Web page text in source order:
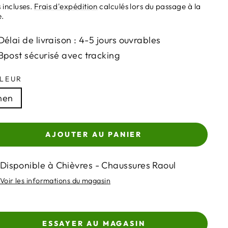
incluses. Frais d'expédition calculés lors du passage à la
de livraison : 4-5 jours ouvrables
sécurisé avec tracking
AJOUTER AU PANIER
Disponible à Chièvres - Chaussures Raoul
Voir les informations du magasin
ESSAYER AU MAGASIN